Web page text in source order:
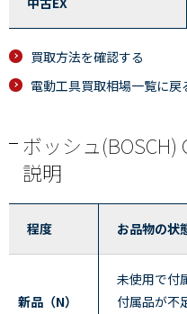
買取方法を確認する
電動工具買取相場一覧に戻
ボッシュ(BOSCH)
説明
程度 お品物の状
新品（N）
未使用で付
付属品が不